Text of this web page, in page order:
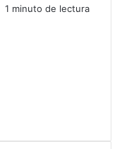
1 minuto de lectura